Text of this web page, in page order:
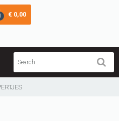
€ 0,00